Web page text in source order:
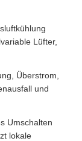
Lüfter,
Überstrom,
und
Umschalten
lokale